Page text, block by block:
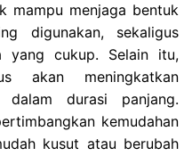
mampu menjaga bentuk
digunakan, sekaligus
yang cukup. Selain itu,
akan meningkatkan
dalam durasi panjang.
kemudahan
kusut atau berubah